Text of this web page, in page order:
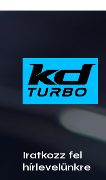
Iratkozz fel
hírlevelünkre